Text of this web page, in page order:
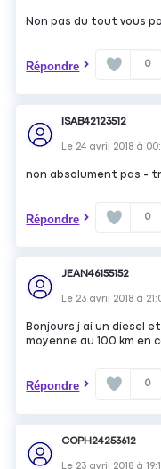
Non pas du tout vous
Répondre 0
ISAB42123512
Le 24 avril 2018 à
non absolument pas -
Répondre 0
JEAN46155152
Le 23 avril 2018 à
Bonjours j ai un diesel
moyenne au 100 km en
Répondre 0
COPH24253612
Le 23 avril 2018 à